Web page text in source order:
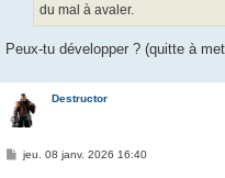
du mal à avaler.
Peux-tu développer ? (quitte à
Destructor
Mjeu. 08 janv. 2026 16:40